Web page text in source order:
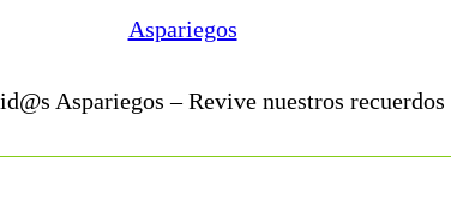
Aspariegos
Aspariegos – Revive nuestros recuerdos